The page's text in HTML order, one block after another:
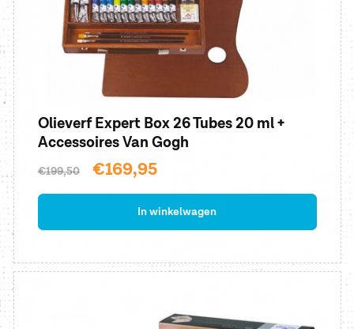
Olieverf Expert Box 26 Tubes 20 ml +
Accessoires Van Gogh
Normale
prijs
€199,50 Aanbiedingsprijs
€169,95
In winkelwagen